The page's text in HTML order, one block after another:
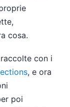
cosa.
con i
, e ora
poi